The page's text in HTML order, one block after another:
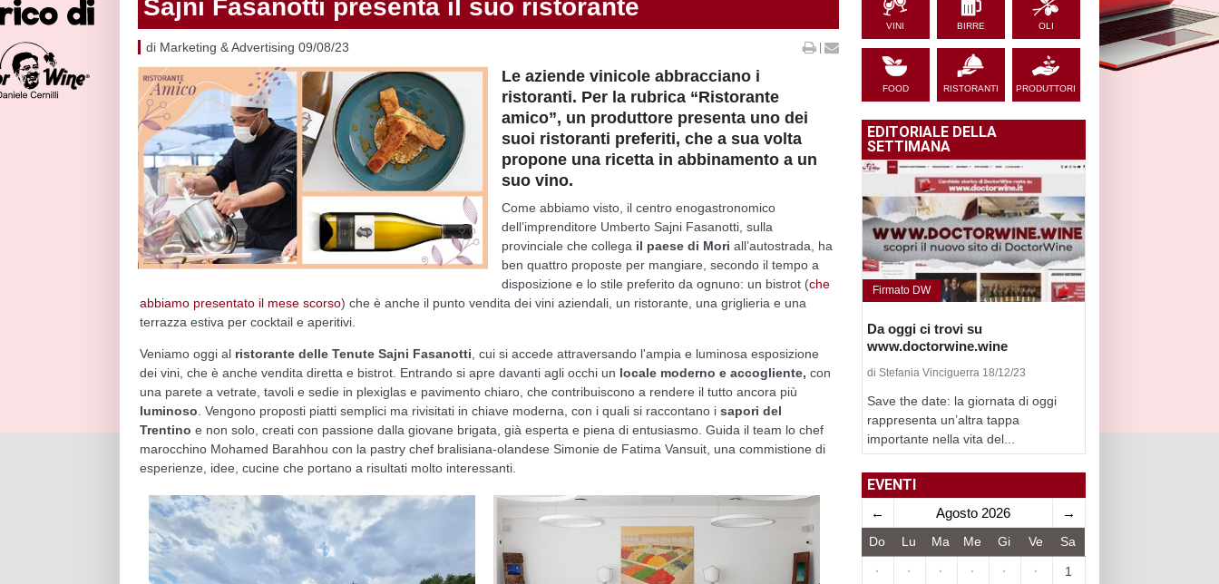
Sajni Fasanotti presenta il suo ristorante
di Marketing & Advertising 09/08/23 |
Le aziende vinicole abbracciano i
ristoranti. Per la rubrica “Ristorante
amico”, un produttore presenta uno dei
suoi ristoranti preferiti, che a sua volta
propone una ricetta in abbinamento a un
suo vino.
Come abbiamo visto, il centro enogastronomico
dell’imprenditore Umberto Sajni Fasanotti, sulla
provinciale che collega il paese di Mori all’autostrada, ha
ben quattro proposte per mangiare, secondo il tempo a
disposizione e lo stile preferito da ognuno: un bistrot (che
abbiamo presentato il mese scorso) che è anche il punto vendita dei vini aziendali, un ristorante, una griglieria e una
terrazza estiva per cocktail e aperitivi.
Veniamo oggi al ristorante delle Tenute Sajni Fasanotti , cui si accede attraversando l'ampia e luminosa esposizione
dei vini, che è anche vendita diretta e bistrot. Entrando si apre davanti agli occhi un locale moderno e accogliente, con
una parete a vetrate, tavoli e sedie in plexiglas e pavimento chiaro, che contribuiscono a rendere il tutto ancora più
luminoso . Vengono proposti piatti semplici ma rivisitati in chiave moderna, con i quali si raccontano i sapori del
Trentino e non solo, creati con passione dalla giovane brigata, già esperta e piena di entusiasmo. Guida il team lo chef
marocchino Mohamed Barahhou con la pastry chef bralisiana-olandese Simonie de Fatima Vansuit, una commistione di
esperienze, idee, cucine che portano a risultati molto interessanti.
VINI BIRRE OLI
FOOD RISTORANTI PRODUTTORI
EDITORIALE DELLA
SETTIMANA
Firmato DW
Da oggi ci trovi su
www.doctorwine.wine
di Stefania Vinciguerra 18/12/23
Save the date: la giornata di oggi
rappresenta un’altra tappa
importante nella vita del...
EVENTI
← Agosto 2026 →
Do Lu Ma Me Gi Ve Sa
· · · · · · 1